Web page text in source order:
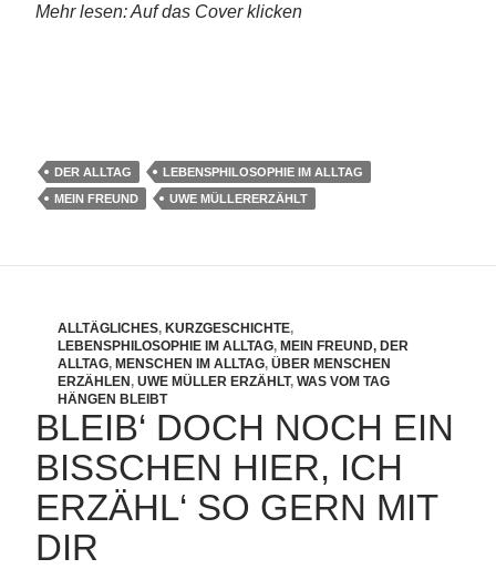
Mehr lesen: Auf das Cover klicken
DER ALLTAG
LEBENSPHILOSOPHIE IM ALLTAG
MEIN FREUND
UWE MÜLLERERZÄHLT
ALLTÄGLICHES, KURZGESCHICHTE,
LEBENSPHILOSOPHIE IM ALLTAG, MEIN FREUND, DER
ALLTAG, MENSCHEN IM ALLTAG, ÜBER MENSCHEN
ERZÄHLEN , UWE MÜLLER ERZÄHLT, WAS VOM TAG
HÄNGEN BLEIBT
BLEIB‘ DOCH NOCH EIN
BISSCHEN HIER, ICH
ERZÄHL‘ SO GERN MIT
DIR